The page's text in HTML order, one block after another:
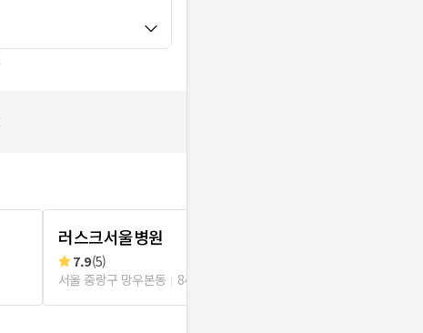
러스크서울병원
7.9(5)
서울 중랑구 망우본동
84m